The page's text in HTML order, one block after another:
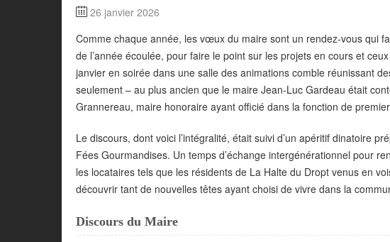
26 janvier 2026
Comme chaque année, les vœux du maire sont un rendez-vous qui
de l’année écoulée, pour faire le point sur les projets en cours et
janvier en soirée dans une salle des animations comble réunissant
seulement – au plus ancien que le maire Jean-Luc Gardeau était
Grannereau, maire honoraire ayant officié dans la fonction de
Le discours, dont voici l’intégralité, était suivi d’un apéritif dinatoire
Fées Gourmandises. Un temps d’échange intergénérationnel pour
les locataires tels que les résidents de La Halte du Dropt venus en
découvrir tant de nouvelles têtes ayant choisi de vivre dans la
Discours du Maire